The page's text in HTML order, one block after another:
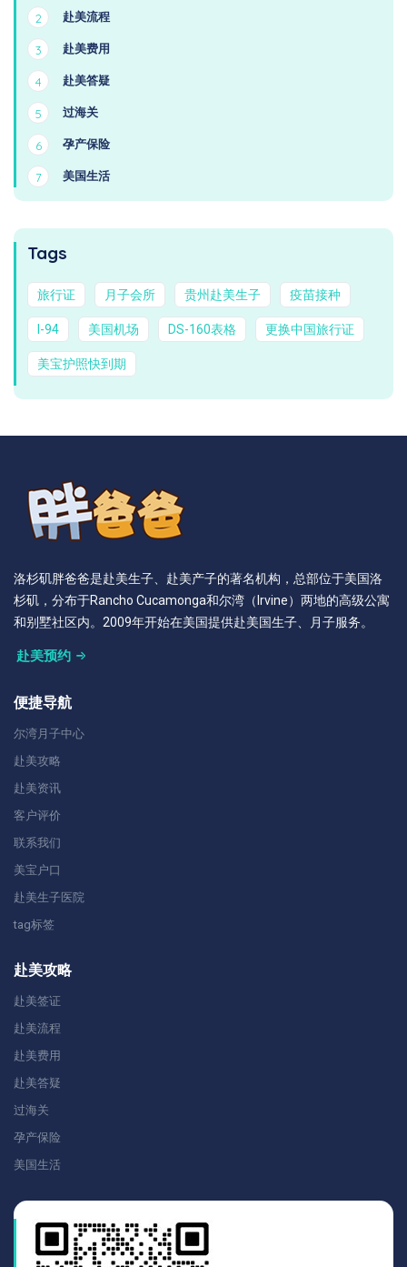
2 赴美流程
3 赴美费用
4 赴美答疑
5 过海关
6 孕产保险
7 美国生活
Tags
旅行证 月子会所 贵州赴美生子 疫苗接种
I-94 美国机场 DS-160表格 更换中国旅行证
美宝护照快到期
洛杉矶胖爸爸是赴美生子、赴美产子的著名机构，总部位于美国洛
杉矶，分布于Rancho Cucamonga和尔湾（Irvine）两地的高级公寓
和别墅社区内。2009年开始在美国提供赴美国生子、月子服务。
赴美预约
便捷导航
尔湾月子中心
赴美攻略
赴美资讯
客户评价
联系我们
美宝户口
赴美生子医院
tag标签
赴美攻略
赴美签证
赴美流程
赴美费用
赴美答疑
过海关
孕产保险
美国生活